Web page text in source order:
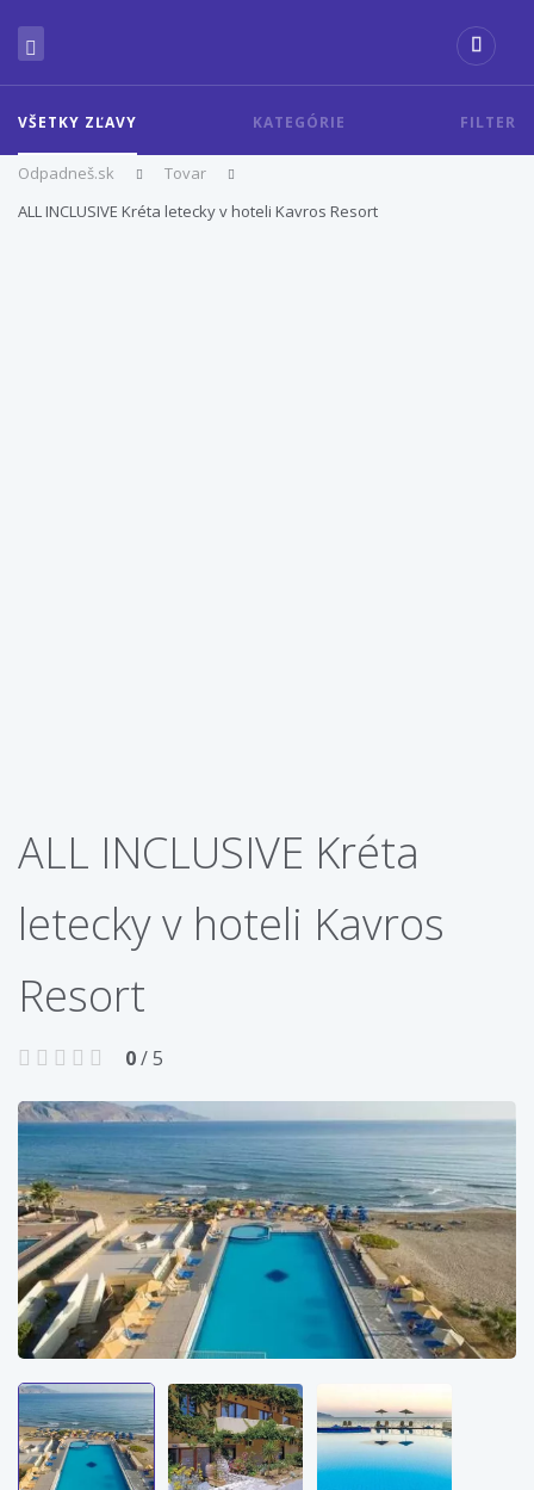
VŠETKY ZĽAVY KATEGÓRIE FILTER
Odpadneš.sk
Tovar
ALL INCLUSIVE Kréta letecky v hoteli Kavros Resort
ALL INCLUSIVE Kréta
letecky v hoteli Kavros
Resort
0/ 5